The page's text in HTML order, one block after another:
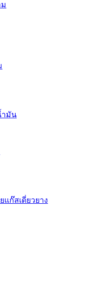
ำมัน
แก๊สเดี่ยวยาง